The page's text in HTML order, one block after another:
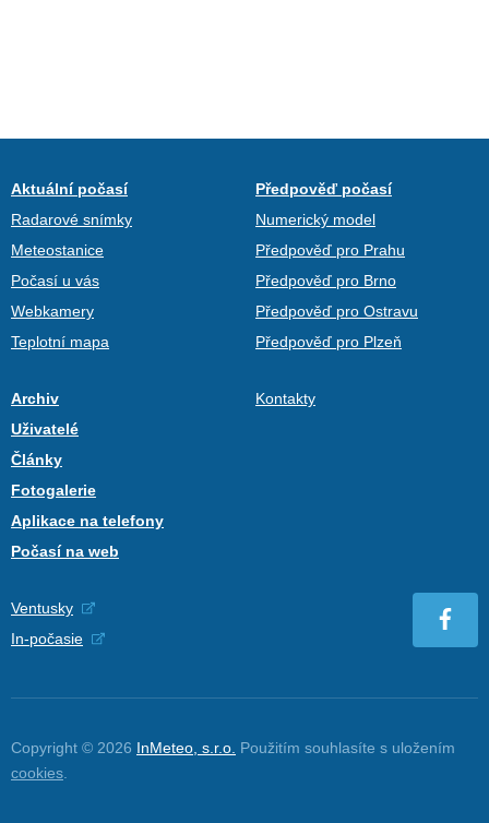
Aktuální počasí
Radarové snímky
Meteostanice
Počasí u vás
Webkamery
Teplotní mapa
Předpověď počasí
Numerický model
Předpověď pro Prahu
Předpověď pro Brno
Předpověď pro Ostravu
Předpověď pro Plzeň
Archiv
Uživatelé
Články
Fotogalerie
Aplikace na telefony
Počasí na web
Kontakty
Ventusky
In-počasie
Copyright © 2026 InMeteo, s.r.o. Použitím souhlasíte s uložením
cookies